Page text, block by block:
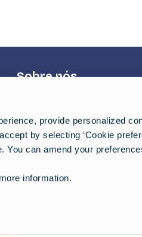
provide personalized
by selecting ‘Cookie
You can amend your
information.
Sobre nós
Termos de serviço